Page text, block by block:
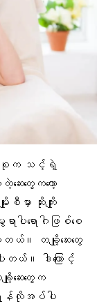
ားစုက သင့်ရဲ့
ေးတွေကတော့
စီမှာ ဆိုးကျိုး
ါရောဂါဖြစ်စေ
ယ်။ တချို့ဆေးတွေ
တယ်။ ဒါကြောင့်
ဆေးတွေက
န်လိုအပ်ပါ